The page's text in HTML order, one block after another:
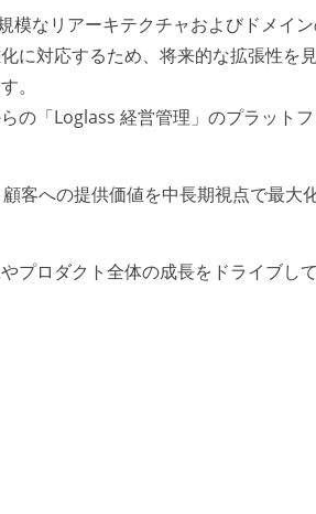
模なリアーキテクチャおよびドメイ
に対応するため、将来的な拡張性を
。
の「Loglass 経営管理」のプラット
客への提供価値を中長期視点で最大
プロダクト全体の成長をドライブし